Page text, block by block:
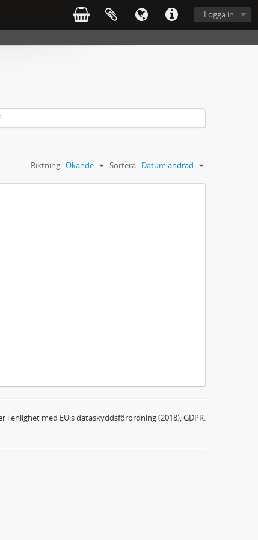
Logga in
Sortera: Datum ändrad
Riktning: Ökande
enlighet med EU:s dataskyddsförordning (2018), GDPR.